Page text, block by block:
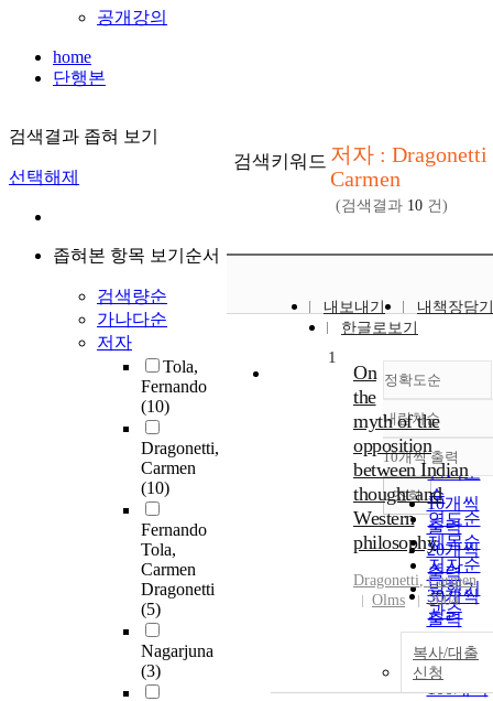
공개강의
home
단행본
검색결과 좁혀 보기
선택해제
좁혀본 항목 보기순서
검색량순
가나다순
저자
Tola,
Fernando
(10)
Dragonetti,
Carmen
(10)
Fernando
Tola,
Carmen
Dragonetti
(5)
Nagarjuna
(3)
검색키워드 저자 : Dragonetti
Carmen
(검색결과 10 건)
내보내기
내책장담기
한글로보기
정확도순
정확도
순
인기도
순
연도순
제목순
저자순
발행기
관순
내림차순
내림차
10개씩 출력
10개씩
출력
20개씩
출력
30개씩
출력
50개씩
출력
100개씩
조회
1
On
the
myth of the
opposition
between Indian
thought and
Western
philosophy
Dragonetti,Carmen
Olms
2004
복사/대출
신청